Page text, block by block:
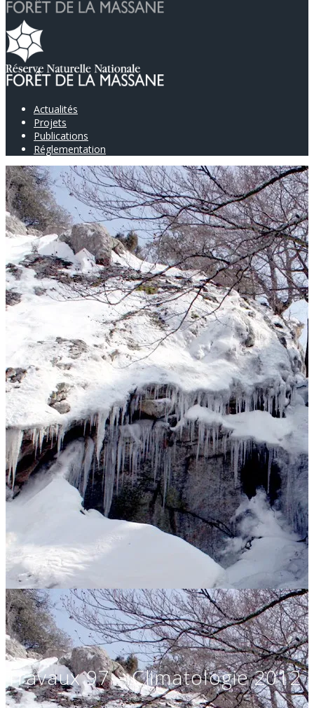
Actualités
Projets
Publications
Réglementation
Travaux 97 – Climatologie 2012